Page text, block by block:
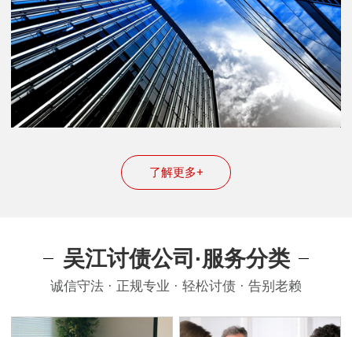
了解更多+
吴江讨债公司·服务分类
诚信守法 · 正规专业 · 轻松讨债 · 告别老赖